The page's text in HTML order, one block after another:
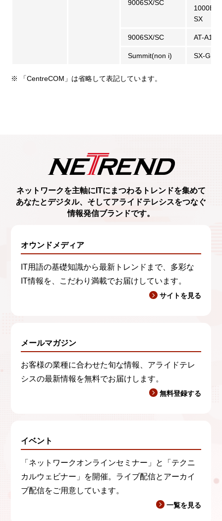
9006SX/SC
SX
9006SX/SC AT-A15/
Summit(non i) SX-GBIC
※ 「CentreCOM」は省略して表記しています。
ネットワークを主軸に ITにまつわるトレンドを集めて
あなたとデジタル、 そしてアライドテレシスをつなぐ
情報発信ブランドです。
オウンドメディア
IT用語の基礎知識から最新トレンドまで、多彩な
IT情報を、こだわり満載でお届けしています。
サイトを見る
メールマガジン
お客様の業種に合わせた旬な情報、アライドテレ
シスの最新情報を無料でお届けします。
無料登録する
イベント
「ネットワークオンラインセミナー」と「テクニ
カルウェビナー」を開催。ライブ配信とアーカイ
ブ配信をご用意しています。
一覧を見る